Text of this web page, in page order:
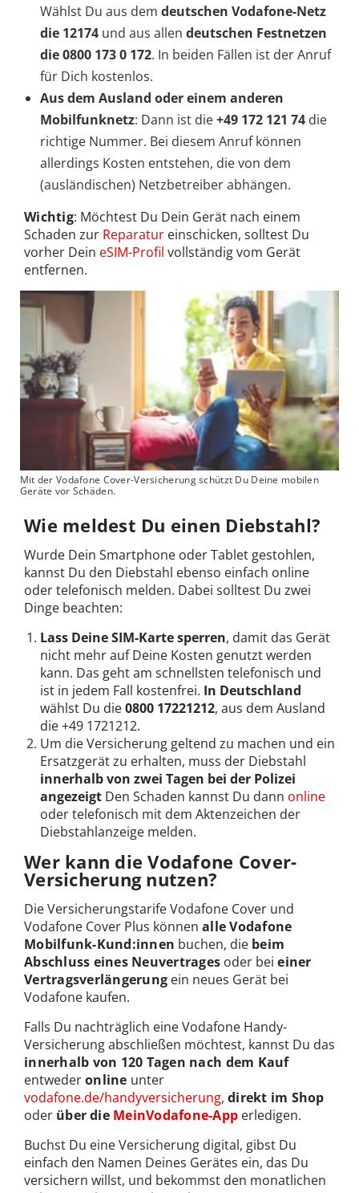
Wählst Du aus dem deutschen Vodafone-Netz
die 12174 und aus allen deutschen Festnetzen
die 0800 173 0 172. In beiden Fällen ist der Anruf
für Dich kostenlos.
Aus dem Ausland oder einem anderen
Mobilfunknetz: Dann ist die+49 172 121 74 die
richtige Nummer. Bei diesem Anruf können
allerdings Kosten entstehen, die von dem
(ausländischen) Netzbetreiber abhängen.
Wichtig: Möchtest Du Dein Gerät nach einem
Schaden zur Reparatur einschicken, solltest Du
vorher Dein eSIM-Profil vollständig vom Gerät
entfernen.
Mit der Vodafone Cover-Versicherung schützt Du Deine mobilen
Geräte vor Schäden.
Wie meldest Du einen Diebstahl?
Wurde Dein Smartphone oder Tablet gestohlen,
kannst Du den Diebstahl ebenso einfach online
oder telefonisch melden. Dabei solltest Du zwei
Dinge beachten:
Lass Deine SIM-Karte sperren, damit das Gerät
nicht mehr auf Deine Kosten genutzt werden
kann. Das geht am schnellsten telefonisch und
ist in jedem Fall kostenfrei. In Deutschland
wählst Du die0800 17221212, aus dem Ausland
die +49 1721212.
Um die Versicherung geltend zu machen und ein
Ersatzgerät zu erhalten, muss der Diebstahl
innerhalb von zwei Tagen bei der Polizei
angezeigt Den Schaden kannst Du dann online
oder telefonisch mit dem Aktenzeichen der
Diebstahlanzeige melden.
Wer kann die Vodafone Cover-
Versicherung nutzen?
Die Versicherungstarife Vodafone Cover und
Vodafone Cover Plus können alle Vodafone
Mobilfunk-Kund:innen buchen, die beim
Abschluss eines Neuvertrages oder beieiner
Vertragsverlängerung ein neues Gerät bei
Vodafone kaufen.
Falls Du nachträglich eine Vodafone Handy-
Versicherung abschließen möchtest, kannst Du das
innerhalb von 120 Tagen nach dem Kauf
entwederonline unter
vodafone.de/handyversicherung, direkt im Shop
oder überdie MeinVodafone-App erledigen.
Buchst Du eine Versicherung digital, gibst Du
einfach den Namen Deines Gerätes ein, das Du
versichern willst, und bekommst den monatlichen